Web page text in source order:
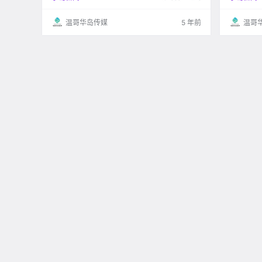
么凡，即使加拿大税务局给他钱.
温哥华岛传媒 5 年前 温哥